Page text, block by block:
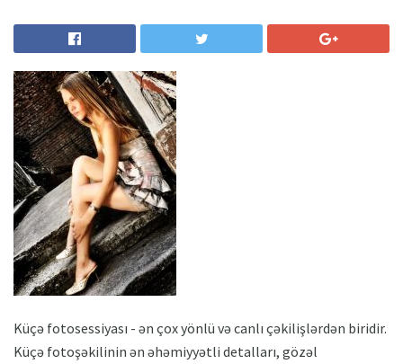
Küçə fotosessiyası - ən çox yönlü və canlı çəkilişlərdən biridir.
Küçə fotoşəkilinin ən əhəmiyyətli detalları, gözəl